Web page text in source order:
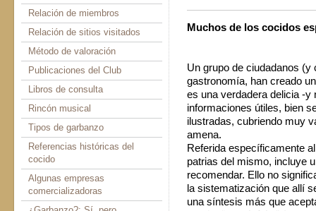
Relación de miembros
Relación de sitios visitados
Método de valoración
Publicaciones del Club
Libros de consulta
Rincón musical
Tipos de garbanzo
Referencias históricas del
cocido
Algunas empresas
comercializadoras
Muchos de los cocidos
Un grupo de ciudadanos (y
gastronomía, han creado
es una verdadera delicia -y
informaciones útiles, bien
ilustradas, cubriendo muy
amena.
Referida específicamente
patrias del mismo, incluye
recomendar. Ello no
la sistematización que allí
una síntesis más que